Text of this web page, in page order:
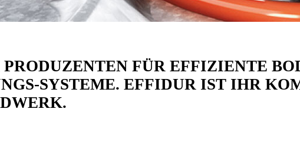
FÜR EFFIZIENTE
SYSTEME. EFFIDUR IST IHR